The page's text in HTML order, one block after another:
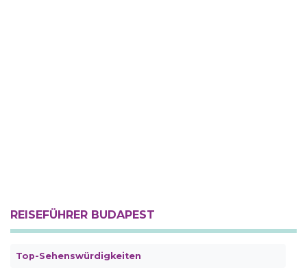
REISEFÜHRER BUDAPEST
Top-Sehenswürdigkeiten